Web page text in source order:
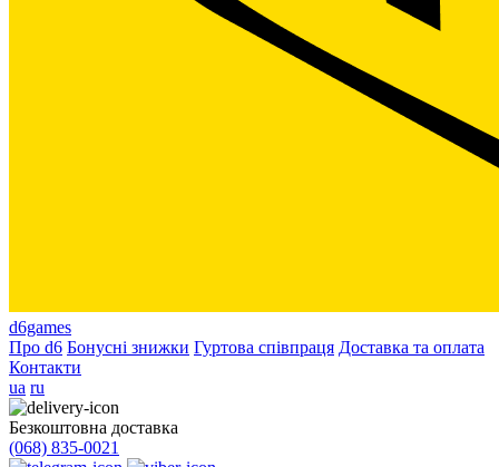
d6games
Про d6 Бонусні знижки Гуртова співпраця Доставка та оплата
Контакти
ua ru
Безкоштовна доставка
(068) 835-0021